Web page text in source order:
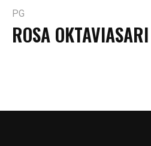
PG
ROSA OKTAVIASARI